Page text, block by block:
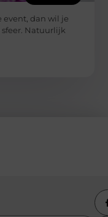
event, dan wil je
Natuurlijk